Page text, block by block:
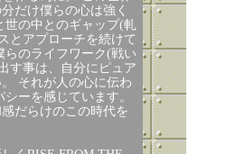
だけ僕らの心は強く
世の中とのギャップ(軋
とアプローチを続けて
のライフワーク(戦い
す事は、自分にピュア
それが人の心に伝わ
ーを感じています。
だらけのこの時代を